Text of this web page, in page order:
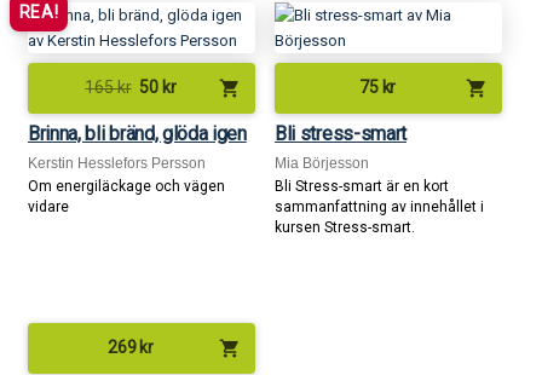
REA!
165kr 50 kr shopping_cart
Brinna, bli bränd, glöda igen
Kerstin Hesslefors Persson
Om energiläckage och vägen
vidare
75 kr shopping_cart
Bli stress-smart
Mia Börjesson
Bli Stress-smart är en kort
sammanfattning av innehållet i
kursen Stress-smart.
269 kr shopping_cart